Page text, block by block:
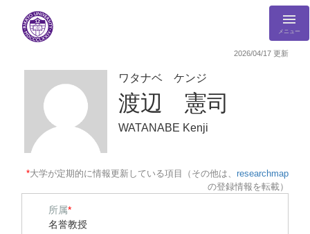
メニュー
2026/04/17 更新
ワタナベ ケンジ
渡辺 憲司
WATANABE Kenji
*大学が定期的に情報更新している項目（その他は、 researchmap
の登録情報を転載）
所属*
名誉教授